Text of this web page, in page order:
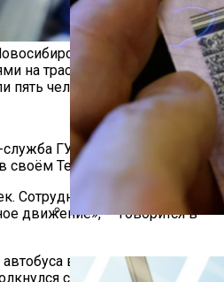
области автобус
на трассе. В результате
пять человек.
ГУ МВД по
своём Telegram-канале.
Сотрудниками ГАИ
движение», — говорится в
автобуса выехал на встречную
с грузовиком. После